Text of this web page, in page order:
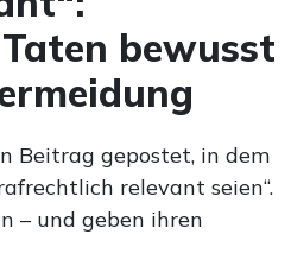
bewusst
Beitrag gepostet, in dem
relevant seien“.
– und geben ihren